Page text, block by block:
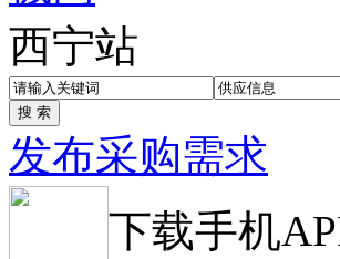
西宁站
发布采购需求
下载手机